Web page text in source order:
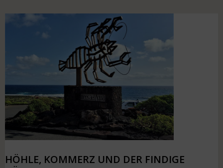
HÖHLE, KOMMERZ UND DER FINDIGE